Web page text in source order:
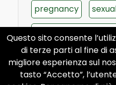
Questo sito consente
di terze parti al fine di
migliore esperienza sul
tasto “Accetto”,
pregnancy
baby-making dinner